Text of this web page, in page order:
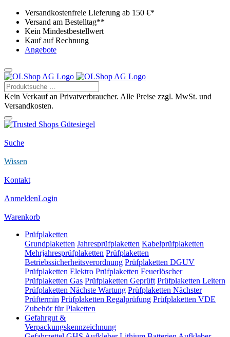
Versandkostenfreie Lieferung ab 150 €*
Versand am Bestelltag**
Kein Mindestbestellwert
Kauf auf Rechnung
Angebote
Kein Verkauf an Privatverbraucher. Alle Preise zzgl. MwSt. und
Versandkosten.
Suche
Wissen
Kontakt
AnmeldenLogin
Warenkorb
Prüfplaketten
Grundplaketten Jahresprüfplaketten Kabelprüfplaketten
Mehrjahresprüfplaketten Prüfplaketten
Betriebssicherheitsverordnung Prüfplaketten DGUV
Prüfplaketten Elektro Prüfplaketten Feuerlöscher
Prüfplaketten Gas Prüfplaketten Geprüft Prüfplaketten Leitern
Prüfplaketten Nächste Wartung Prüfplaketten Nächster
Prüftermin Prüfplaketten Regalprüfung Prüfplaketten VDE
Zubehör für Plaketten
Gefahrgut &
Verpackungskennzeichnung